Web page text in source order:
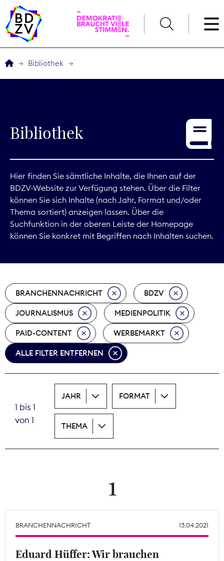
Service
Digitales
Kommunikation
Marktdaten
Nachhaltigkeit
Nachwuchs
Nova Award
Print
Wächterpreis
Mitgliederbereich
Bibliothek
Bibliothek
Hier finden Sie sämtliche Inhalte, die Ihnen auf der
BDZV-Website zur Verfügung stehen. Über die Filter
können Sie sich Inhalte (nach Jahr, Format und/oder
Thema sortiert) anzeigen lassen. Über die
Suchfunktion in der oberen Leiste der Homepage
können Sie konkret mit Begriffen nach Inhalten suchen.
BRANCHENNACHRICHT BDZV
JOURNALISMUS MEDIENPOLITIK
PAID-CONTENT WERBEMARKT
ALLE FILTER ENTFERNEN
1 bis 1
von 1
JAHR FORMAT
THEMA
1
BRANCHENNACHRICHT 13.04.2021
Eduard Hüffer: Wir brauchen